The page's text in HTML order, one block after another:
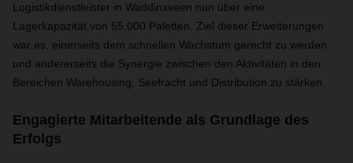
Logistikdienstleister in Waddinxveen nun über eine
Lagerkapazität von 55.000 Paletten. Ziel dieser Erweiterungen
war es, einerseits dem schnellen Wachstum gerecht zu werden
und andererseits die Synergie zwischen den Aktivitäten in den
Bereichen Warehousing, Seefracht und Distribution zu stärken.
Engagierte Mitarbeitende als Grundlage des
Erfolgs